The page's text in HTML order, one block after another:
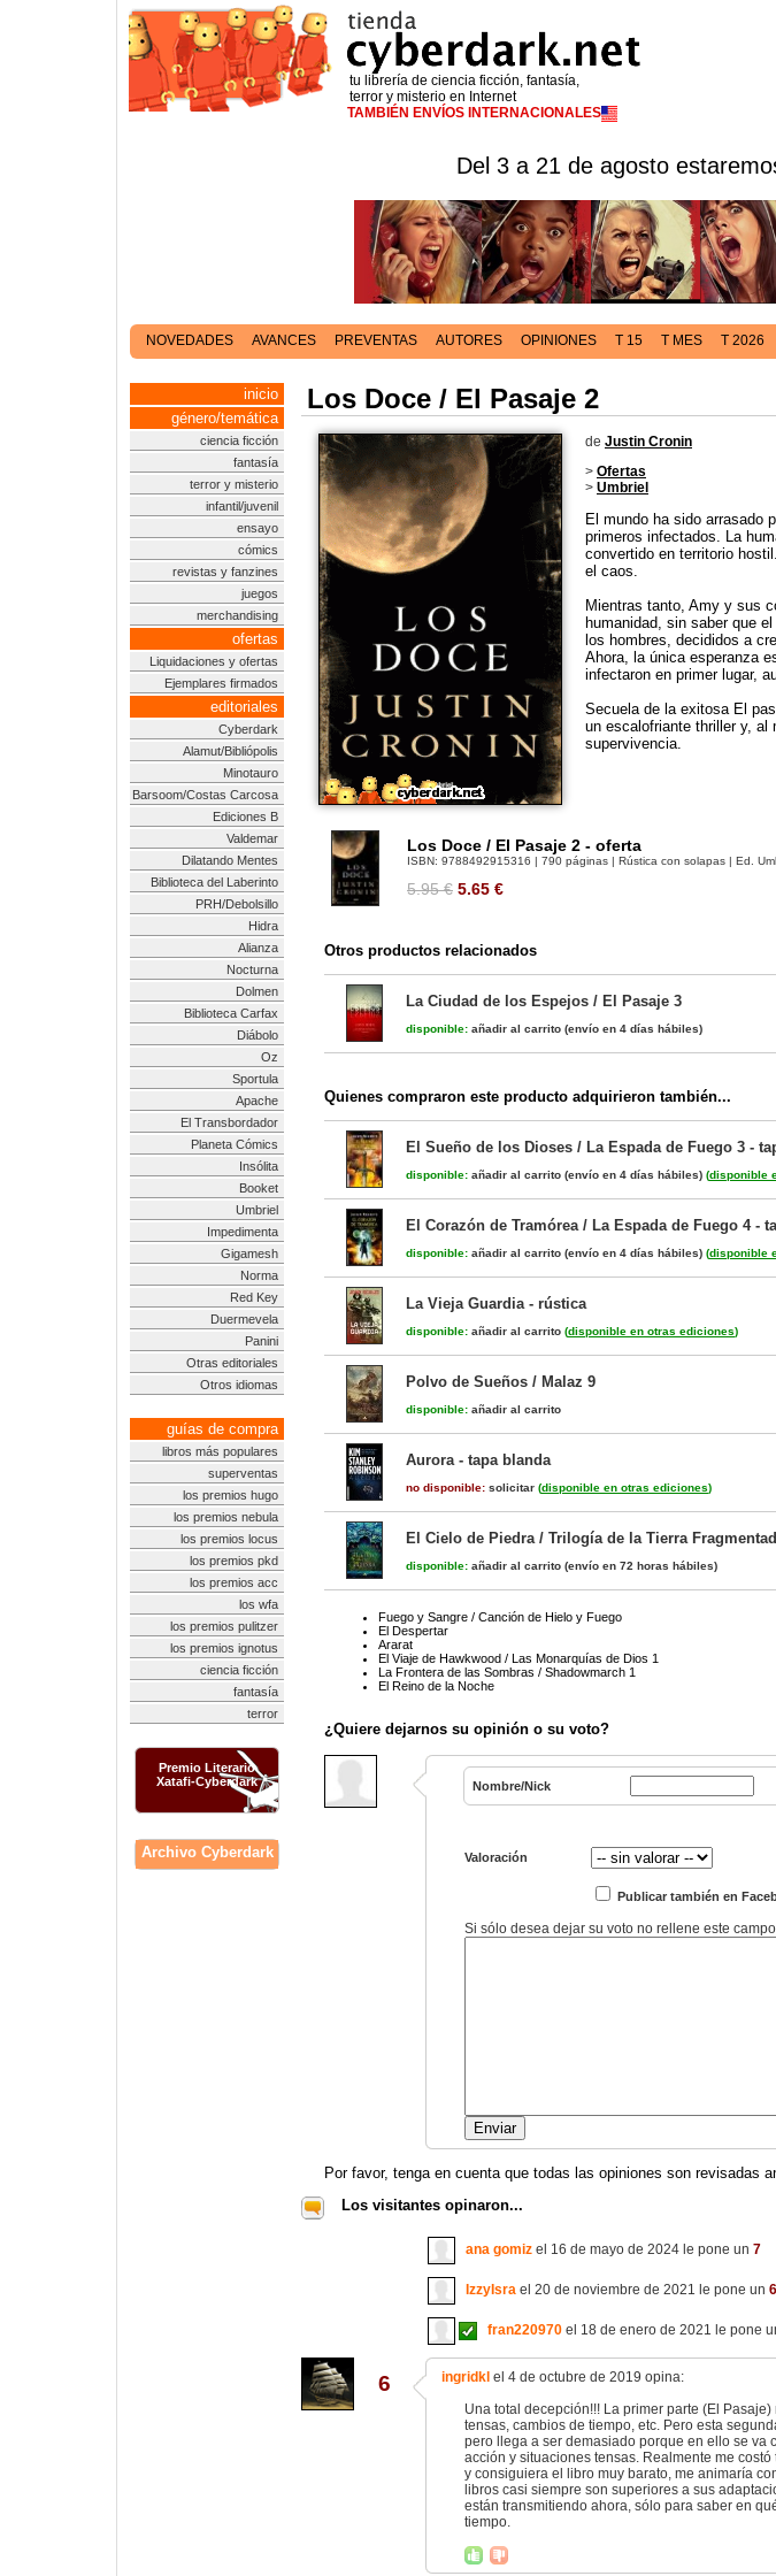
tu librería de ciencia ficción, fantasía,
terror y misterio en Internet
TAMBIÉN ENVÍOS INTERNACIONALES
Del 3 a 21 de agosto
NOVEDADES AVANCES PREVENTAS AUTORES OPINIONES T 15 T MES T 2026
inicio
género/temática
ciencia ficción
fantasía
terror y misterio
infantil/juvenil
ensayo
cómics
revistas y fanzines
juegos
merchandising
ofertas
Liquidaciones y ofertas
Ejemplares firmados
editoriales
Cyberdark
Alamut/Bibliópolis
Minotauro
Barsoom/Costas Carcosa
Ediciones B
Valdemar
Dilatando Mentes
Biblioteca del Laberinto
PRH/Debolsillo
Hidra
Alianza
Nocturna
Dolmen
Biblioteca Carfax
Diábolo
Oz
Sportula
Apache
El Transbordador
Planeta Cómics
Insólita
Booket
Umbriel
Impedimenta
Gigamesh
Norma
Red Key
Duermevela
Panini
Otras editoriales
Otros idiomas
guías de compra
libros más populares
superventas
los premios hugo
los premios nebula
los premios locus
los premios pkd
los premios acc
los wfa
los premios pulitzer
los premios ignotus
ciencia ficción
fantasía
terror
Premio Literario
Xatafi-Cyberdark
Archivo Cyberdark
Los Doce / El Pasaje 2
de Justin Cronin
> Ofertas
> Umbriel
El mundo ha sido arrasado
primeros infectados. La
convertido en territorio
el caos.
Mientras tanto, Amy y sus
humanidad, sin saber que
los hombres, decididos a
Ahora, la única esperanza
infectaron en primer lugar,
Secuela de la exitosa El
un escalofriante thriller y,
supervivencia.
Los Doce / El Pasaje 2 - oferta
ISBN: 9788492915316 | 790 páginas | Rústica con solapas | Ed.
5.95 € 5.65 €
Otros productos relacionados
La Ciudad de los Espejos / El Pasaje 3
disponible: añadir al carrito (envío en 4 días hábiles)
Quienes compraron este producto adquirieron también...
El Sueño de los Dioses / La Espada de Fuego 3 -
disponible: añadir al carrito (envío en 4 días hábiles) (disponible
El Corazón de Tramórea / La Espada de Fuego 4 -
disponible: añadir al carrito (envío en 4 días hábiles) (disponible
La Vieja Guardia - rústica
disponible: añadir al carrito (disponible en otras ediciones)
Polvo de Sueños / Malaz 9
disponible: añadir al carrito
Aurora - tapa blanda
no disponible: solicitar (disponible en otras ediciones)
El Cielo de Piedra / Trilogía de la Tierra
disponible: añadir al carrito (envío en 72 horas hábiles)
Fuego y Sangre / Canción de Hielo y Fuego
El Despertar
Ararat
El Viaje de Hawkwood / Las Monarquías de Dios 1
La Frontera de las Sombras / Shadowmarch 1
El Reino de la Noche
¿Quiere dejarnos su opinión o su voto?
Nombre/Nick
Valoración
Publicar también en
Si sólo desea dejar su voto no rellene este campo
Por favor, tenga en cuenta que todas las opiniones son revisadas
Los visitantes opinaron...
ana gomiz el 16 de mayo de 2024 le pone un 7
IzzyIsra el 20 de noviembre de 2021 le pone un 6
fran220970 el 18 de enero de 2021 le pone
6 ingridkl el 4 de octubre de 2019 opina:
Una total decepción!!! La primer parte (El
tensas, cambios de tiempo, etc. Pero esta
pero llega a ser demasiado porque en ello se va
acción y situaciones tensas. Realmente me
y consiguiera el libro muy barato, me animaría
libros casi siempre son superiores a sus
están transmitiendo ahora, sólo para saber en
tiempo.